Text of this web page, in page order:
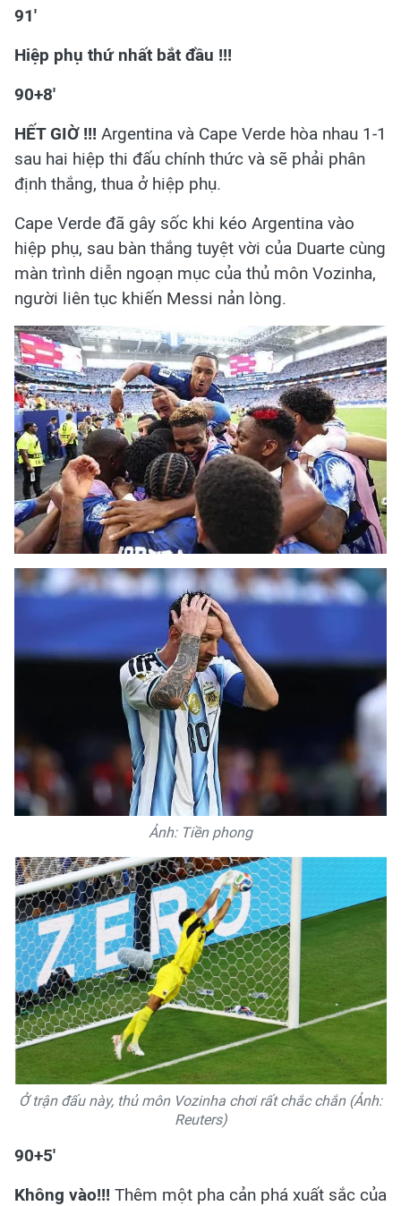
91'
Hiệp phụ thứ nhất bắt đầu !!!
90+8'
HẾT GIỜ !!! Argentina và Cape Verde hòa nhau 1-1
sau hai hiệp thi đấu chính thức và sẽ phải phân
định thắng, thua ở hiệp phụ.
Cape Verde đã gây sốc khi kéo Argentina vào
hiệp phụ, sau bàn thắng tuyệt vời của Duarte cùng
màn trình diễn ngoạn mục của thủ môn Vozinha,
người liên tục khiến Messi nản lòng.
Ảnh: Tiền phong
Ở trận đấu này, thủ môn Vozinha chơi rất chắc chắn (Ảnh:
Reuters)
90+5'
Không vào!!! Thêm một pha cản phá xuất sắc của